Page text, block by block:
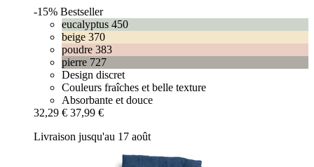
-15% Bestseller
eucalyptus 450
beige 370
poudre 383
pierre 727
Design discret
Couleurs fraîches et belle texture
Absorbante et douce
32,29 € 37,99 €
Livraison jusqu'au 17 août